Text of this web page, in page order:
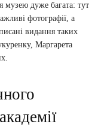
музею дуже багата: тут
фотографії, а
видання таких
Маргарета